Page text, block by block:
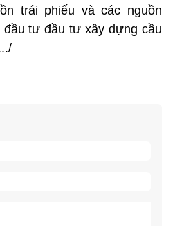
trái phiếu và các nguồn
tư đầu tư xây dựng cầu